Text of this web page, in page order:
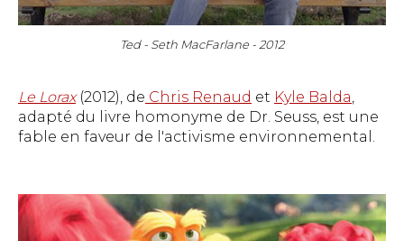
Ted - Seth MacFarlane - 2012
Le Lorax(2012), de Chris Renaud et Kyle Balda,
adapté du livre homonyme de Dr. Seuss, est une
fable en faveur de l'activisme environnemental.